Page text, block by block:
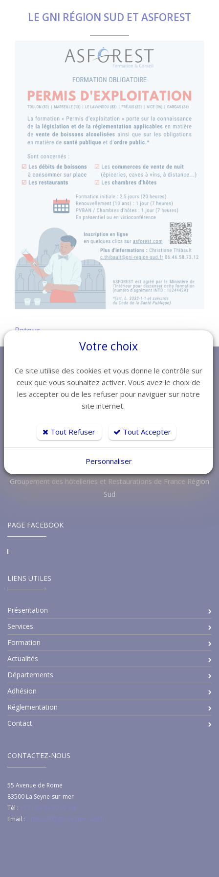
LE GNI RÉGION SUD ET ASFOREST
Retour
Groupement des hôtelleries et Restaurations de France Région
Sud
PAGE FACEBOOK
LIENS UTILES
Présentation
Services
Formation
Actualités
Départements
Adhésion
Réglementation
Contact
CONTACTEZ-NOUS
55 Avenue de Rome
83500 La Seyne-sur-mer
Tél : +33 (0)4 94 92 92 04
Email : c.thibault@ghr-region-sud.fr
Votre choix
Ce site utilise des cookies et vous donne le contrôle sur
ceux que vous souhaitez activer. Vous avez le choix de
les accepter ou de les refuser pour naviguer sur notre
site internet.
Tout Refuser Tout Accepter
Personnaliser